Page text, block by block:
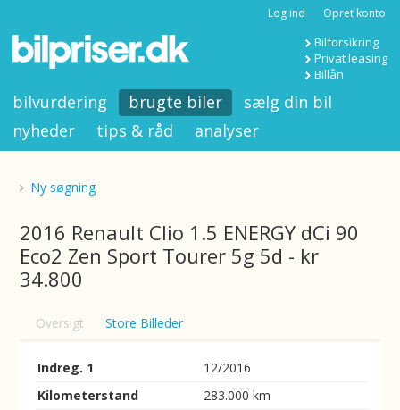
Log ind Opret konto
Bilforsikring
Privat leasing
Billån
bilvurdering brugte biler
sælg din bil
nyheder
tips & råd analyser
Ny søgning
2016 Renault Clio 1.5 ENERGY dCi 90
Eco2 Zen Sport Tourer 5g 5d - kr
34.800
Oversigt Store Billeder
Indreg. 1
12/2016
Kilometerstand
283.000 km